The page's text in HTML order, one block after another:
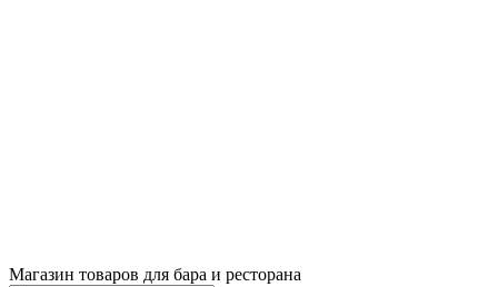
Магазин товаров для бара и ресторана